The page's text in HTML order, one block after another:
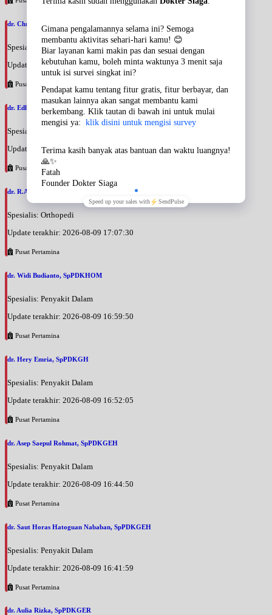
dr. Christiana Liinda Wahyuni, SpOT
Spesialis: Orthopedi
Update terakhir: 2026-08-09 17:16:56
Pusat Pertamina
dr. Edli Warman, SpOT
Spesialis: Orthopedi
Update terakhir: 2026-08-09 17:11:41
Pusat Pertamina
dr. R.Anindito Satrio Nugroho, SpOT
Spesialis: Orthopedi
Update terakhir: 2026-08-09 17:07:30
Pusat Pertamina
dr. Widi Budianto, SpPDKHOM
Spesialis: Penyakit Dalam
Update terakhir: 2026-08-09 16:59:50
Pusat Pertamina
dr. Hery Emria, SpPDKGH
Spesialis: Penyakit Dalam
Update terakhir: 2026-08-09 16:52:05
Pusat Pertamina
dr. Asep Saepul Rohmat, SpPDKGEH
Spesialis: Penyakit Dalam
Update terakhir: 2026-08-09 16:44:50
Pusat Pertamina
dr. Saut Horas Hatoguan Nababan, SpPDKGEH
Spesialis: Penyakit Dalam
Update terakhir: 2026-08-09 16:41:59
Pusat Pertamina
dr. Aulia Rizka, SpPDKGER